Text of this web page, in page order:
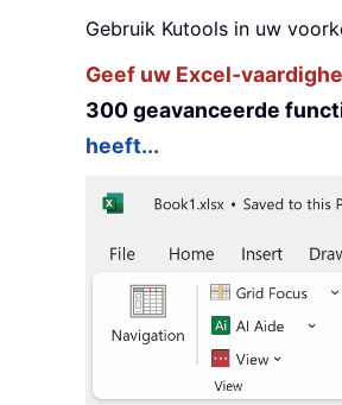
Gebruik Kutools in uw
Geef uw Excel-
300 geavanceerde
heeft...